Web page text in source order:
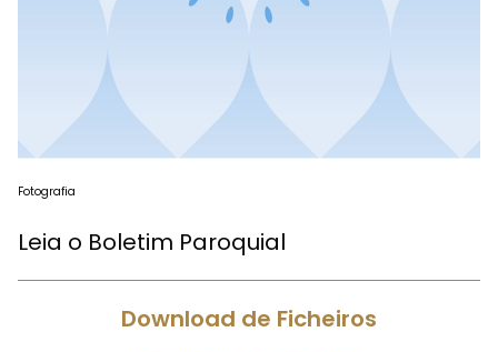
Fotografia
Leia o Boletim Paroquial
Download de Ficheiros